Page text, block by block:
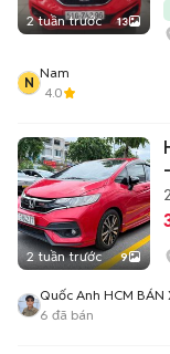
2 tuần trước 13
N
Nam
4.0
2 tuần trước 9
Quốc Anh HCM BÁN
6 đã bán